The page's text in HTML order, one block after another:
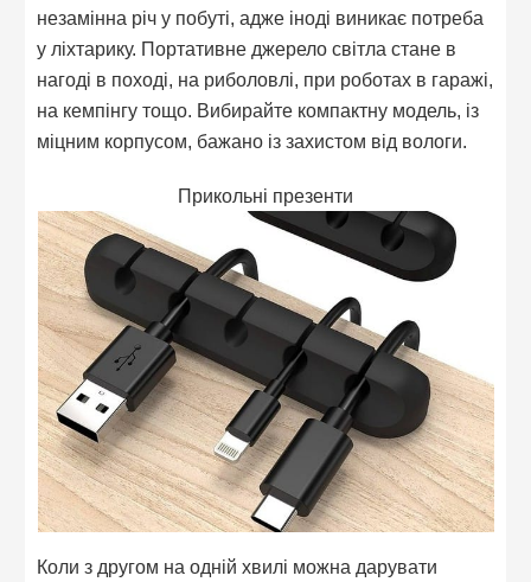
незамінна річ у побуті, адже іноді виникає потреба
у ліхтарику. Портативне джерело світла стане в
нагоді в поході, на риболовлі, при роботах в гаражі,
на кемпінгу тощо. Вибирайте компактну модель, із
міцним корпусом, бажано із захистом від вологи.
Прикольні презенти
Коли з другом на одній хвилі можна дарувати